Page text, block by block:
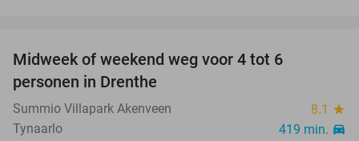
Midweek of weekend weg voor 4 tot 6
personen in Drenthe
Summio Villapark Akenveen 8.1 star
Tynaarlo 419 min. directions_car